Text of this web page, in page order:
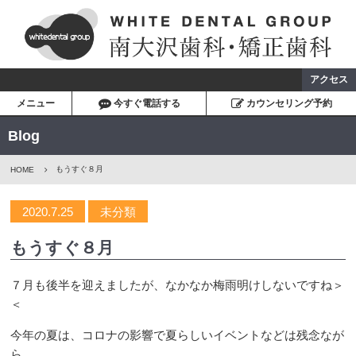
アクセス
メニュー 今すぐ電話する カウンセリング予約
Blog
HOME もうすぐ８月
2020.7.25 未分類
もうすぐ８月
７月も後半を迎えましたが、なかなか梅雨明けしないですね＞
＜
今年の夏は、コロナの影響で夏らしいイベントなどは残念なが